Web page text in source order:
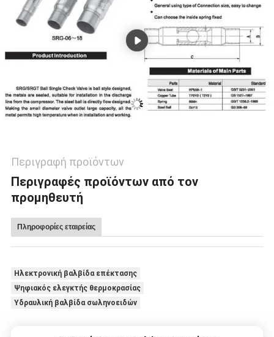
ΠΟΛΙΤΙΚΉ
ΑΠΟΡΡΉΤΟΥ
Περιγραφή προϊόντων
Περιγραφές προϊόντων από τον
προμηθευτή
Πληροφορίες εταιρείας
Ηλεκτρονική βαλβίδα επέκτασης
Ψηφιακός ελεγκτής θερμοκρασίας
Υδραυλική βαλβίδα σωληνοειδών